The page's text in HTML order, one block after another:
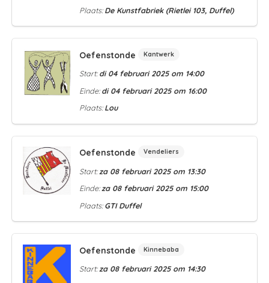
Plaats:De Kunstfabriek (Rietlei 103, Duffel)
Oefenstonde Kantwerk
Start:di 04 februari 2025 om 14:00
Einde:di 04 februari 2025 om 16:00
Plaats:Lou
Oefenstonde Vendeliers
Start:za 08 februari 2025 om 13:30
Einde:za 08 februari 2025 om 15:00
Plaats:GTI Duffel
Oefenstonde Kinnebaba
Start:za 08 februari 2025 om 14:30